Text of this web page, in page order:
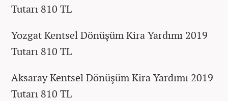
Tutarı 810 TL
Yozgat Kentsel Dönüşüm Kira Yardımı 2019
Tutarı 810 TL
Aksaray Kentsel Dönüşüm Kira Yardımı 2019
Tutarı 810 TL